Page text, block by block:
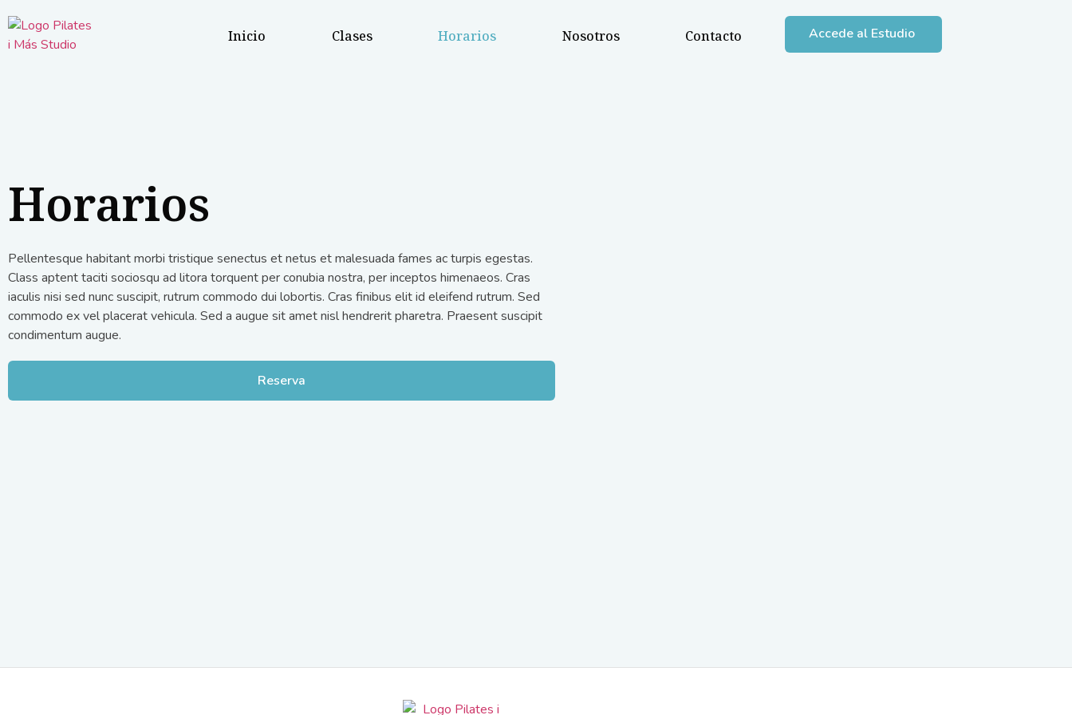
Inicio Clases Horarios Nosotros Contacto Accede al Estudio
Horarios
Pellentesque habitant morbi tristique senectus et netus et malesuada fames ac turpis egestas.
Class aptent taciti sociosqu ad litora torquent per conubia nostra, per inceptos himenaeos. Cras
iaculis nisi sed nunc suscipit, rutrum commodo dui lobortis. Cras finibus elit id eleifend rutrum. Sed
commodo ex vel placerat vehicula. Sed a augue sit amet nisl hendrerit pharetra. Praesent suscipit
condimentum augue.
Reserva